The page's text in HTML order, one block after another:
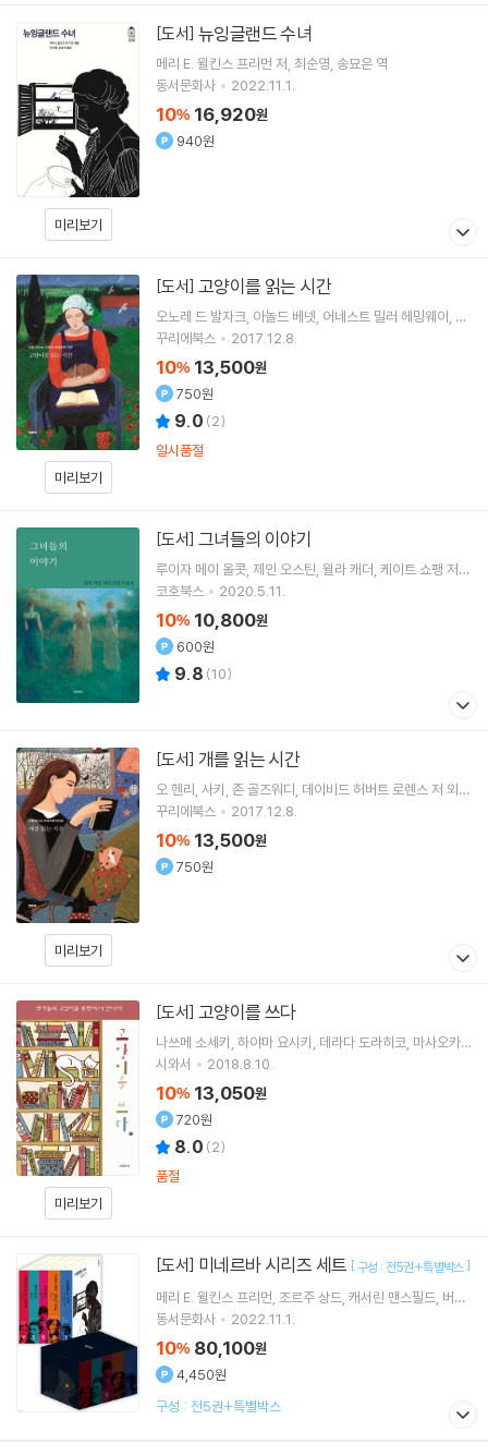
미리보기
[도서] 뉴잉글랜드 수녀
메리 E. 윌킨스 프리먼 저 최순영 송묘은 역
동서문화사
2022.11.1.
10% 16,920원
940원
미리보기
[도서] 고양이를 읽는 시간
오노레 드 발자크 아놀드 베넷 어네스트 밀러 헤밍웨이 사
키저 외 17명
꾸리에북스 2017.12.8.
10% 13,500원
750원
9.0 (2)
일시품절
[도서] 그녀들의 이야기
루이자 메이 올콧 제인 오스틴 윌라 캐더 케이트 쇼팽 저
외 10명
코호북스 2020.5.11.
10% 10,800원
600원
9.8 (10)
미리보기
[도서] 개를 읽는 시간
오 헨리 사키 존 골즈워디 데이비드 허버트 로렌스 저 외 2
2명
꾸리에북스 2017.12.8.
10% 13,500원
750원
미리보기
[도서] 고양이를 쓰다
나쓰메 소세키 하야마 요시키 데라다 도라히코 마사오카
시키등저 외 21명
시와서 2018.8.10.
10% 13,050원
720원
8.0 (2)
품절
[도서] 미네르바 시리즈 세트 [구성 : 전5권+특별박스]
메리 E. 윌킨스 프리먼 조르주 상드 캐서린 맨스필드 버지
니아 울프저 외 7명
동서문화사 2022.11.1.
10% 80,100원
4,450원
구성 : 전5권+특별박스